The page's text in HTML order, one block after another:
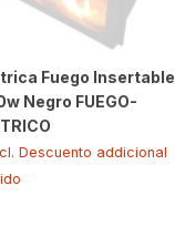
Fuego Insertable
Negro FUEGO-
Descuento addicional